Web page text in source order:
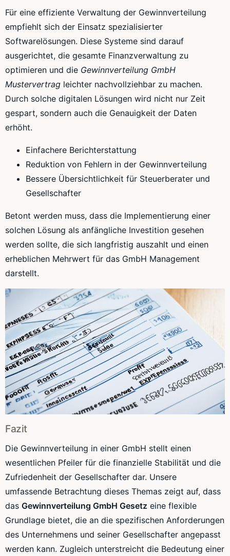
Für eine effiziente Verwaltung der Gewinnverteilung
empfiehlt sich der Einsatz spezialisierter
Softwarelösungen. Diese Systeme sind darauf
ausgerichtet, die gesamte Finanzverwaltung zu
optimieren und die Gewinnverteilung GmbH
Mustervertrag leichter nachvollziehbar zu machen.
Durch solche digitalen Lösungen wird nicht nur Zeit
gespart, sondern auch die Genauigkeit der Daten
erhöht.
Einfachere Berichterstattung
Reduktion von Fehlern in der Gewinnverteilung
Bessere Übersichtlichkeit für Steuerberater und
Gesellschafter
Betont werden muss, dass die Implementierung einer
solchen Lösung als anfängliche Investition gesehen
werden sollte, die sich langfristig auszahlt und einen
erheblichen Mehrwert für das GmbH Management
darstellt.
Fazit
Die Gewinnverteilung in einer GmbH stellt einen
wesentlichen Pfeiler für die finanzielle Stabilität und die
Zufriedenheit der Gesellschafter dar. Unsere
umfassende Betrachtung dieses Themas zeigt auf, dass
das Gewinnverteilung GmbH Gesetz eine flexible
Grundlage bietet, die an die spezifischen Anforderungen
des Unternehmens und seiner Gesellschafter angepasst
werden kann. Zugleich unterstreicht die Bedeutung einer